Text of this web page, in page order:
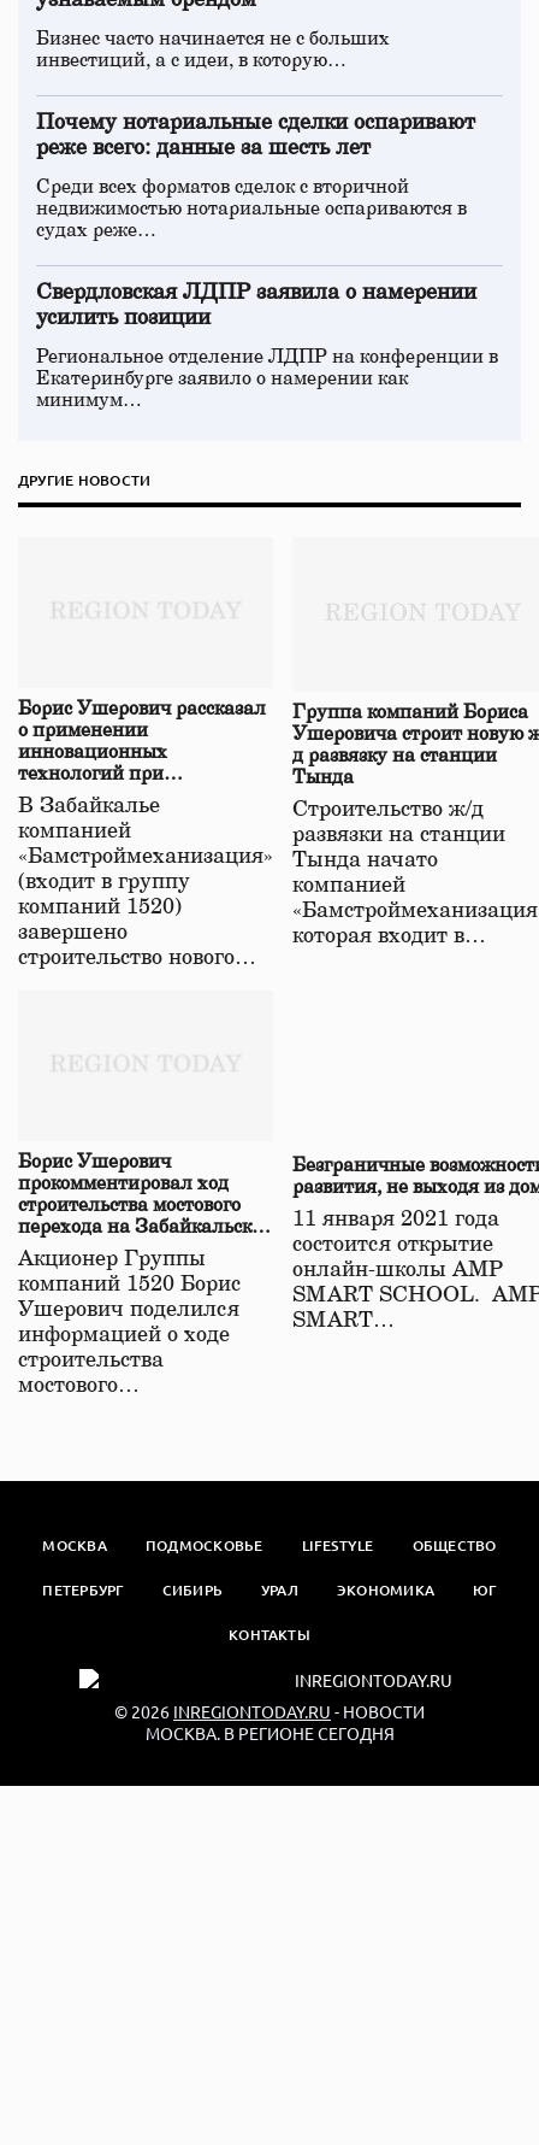
Бизнес часто начинается не с больших
инвестиций, а с идеи, в которую…
Почему нотариальные сделки оспаривают
реже всего: данные за шесть лет
Среди всех форматов сделок с вторичной
недвижимостью нотариальные оспариваются в
судах реже…
Свердловская ЛДПР заявила о намерении
усилить позиции
Региональное отделение ЛДПР на конференции в
Екатеринбурге заявило о намерении как
минимум…
ДРУГИЕ НОВОСТИ
Борис Ушерович рассказал
о применении
инновационных
технологий при
строительстве нового моста
в Забайкалье
В Забайкалье
компанией
«Бамстроймеханизация»
(входит в группу
компаний 1520)
завершено
строительство нового…
Группа компаний Бориса
Ушеровича строит новую
д развязку на станции
Тында
Строительство ж/д
развязки на станции
Тында начато
компанией
которая входит в…
Борис Ушерович
прокомментировал ход
строительства мостового
перехода на Забайкальской
железной дороге
Акционер Группы
компаний 1520 Борис
Ушерович поделился
информацией о ходе
строительства
мостового…
Безграничные
развития, не выходя из
11 января 2021 года
состоится открытие
онлайн-школы АМР
SMART SCHOOL.
SMART…
МОСКВА ПОДМОСКОВЬЕ LIFESTYLE ОБЩЕСТВО
ПЕТЕРБУРГ СИБИРЬ УРАЛ ЭКОНОМИКА ЮГ
КОНТАКТЫ
© 2026 INREGIONTODAY.RU - НОВОСТИ
МОСКВА. В РЕГИОНЕ СЕГОДНЯ